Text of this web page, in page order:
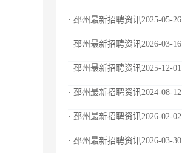
· 邳州最新招聘资讯2025-05-26
· 邳州最新招聘资讯2026-03-16
· 邳州最新招聘资讯2025-12-01
· 邳州最新招聘资讯2024-08-12
· 邳州最新招聘资讯2026-02-02
· 邳州最新招聘资讯2026-03-30